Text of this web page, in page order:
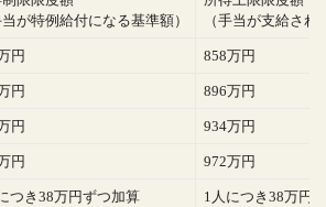
当が特例給付になる基準額）
（手当が支給さ
円 858万円
円 896万円
円 934万円
円 972万円
つき38万円ずつ加算 1人につき38万円